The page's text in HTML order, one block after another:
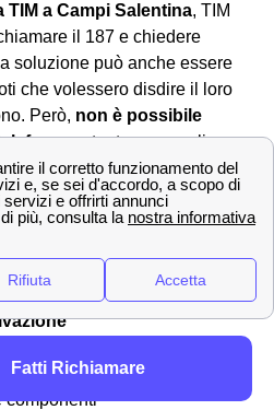
TIM a Campi Salentina, TIM
il 187 e chiedere
soluzione può anche essere
che volessero disdire il loro
Però, non è possibile
ne tantomeno online.
campioti è quello di scaricare
corretto online, compilarlo
postale per la
Salentina i seguenti costi:
mancata riconsegna
componenti
Fatti Richiamare